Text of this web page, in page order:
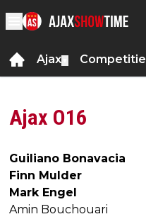
Ajax Competitie
Ajax O16
Guiliano Bonavacia
Finn Mulder
Mark Engel
Amin Bouchouari